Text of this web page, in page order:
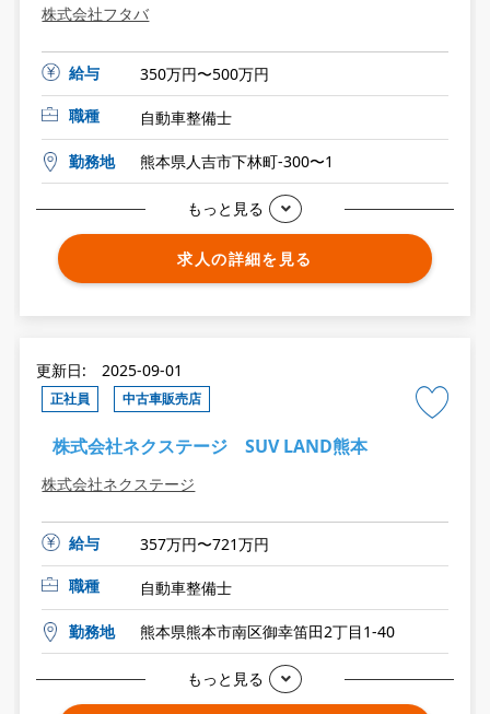
株式会社フタバ
給与
350万円〜500万円
職種
自動車整備士
勤務地 熊本県人吉市下林町-300〜1
もっと見る
求人の詳細を見る
更新日: 2025-09-01
正社員 中古車販売店
株式会社ネクステージ SUV LAND熊本
株式会社ネクステージ
給与
357万円〜721万円
職種
自動車整備士
勤務地 熊本県熊本市南区御幸笛田2丁目1-40
もっと見る